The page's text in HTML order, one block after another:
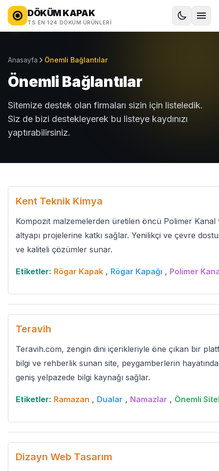
DÖKÜM KAPAK
TS EN 124 DÖKÜM ÜRÜNLERI
Anasayfa Önemli Bağlantılar
Önemli Bağlantılar
Sitemize destek olan firmaları sizin için listeledik.
Siz de bizi destekleyerek bu listeye kaydınızı
yaptırabilirsiniz.
Kent Teknik Kimya
Kompozit malzemelerden üretilen öncü Polimer Kanal
altyapı projelerine katkı sağlar. Yenilikçi ve çevre dostu
ve kaliteli çözümler sunar.
Etiketler: Rögar Kapak , Rögar Kapağı , Polimer
Teravih
Teravih.com, zengin dini içerikleriyle öne çıkan bir
bilgi ve rehberlik sunan site, peygamberlerin
geniş yelpazede bilgi kaynağı sağlar.
Etiketler: Ramazan , Dualar , Namazlar , Önemli
Dizayn Web Tasarım